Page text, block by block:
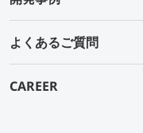
よくあるご質問
CAREER